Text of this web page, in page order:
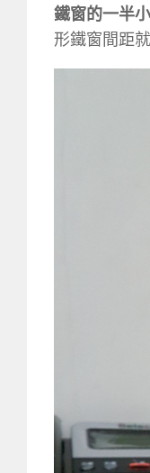
鐵窗的一半小
形鐵窗間距